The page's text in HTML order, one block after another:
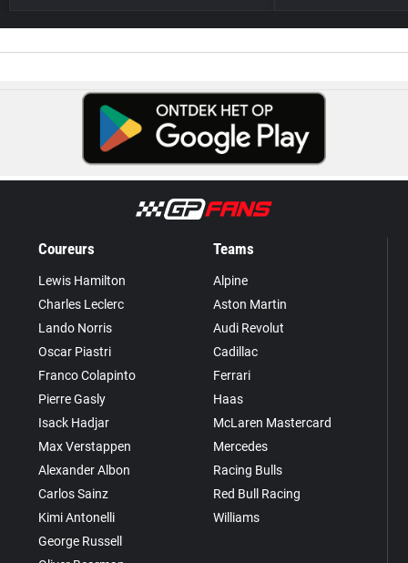
Coureurs
Lewis Hamilton
Charles Leclerc
Lando Norris
Oscar Piastri
Franco Colapinto
Pierre Gasly
Isack Hadjar
Max Verstappen
Alexander Albon
Carlos Sainz
Kimi Antonelli
George Russell
Teams
Alpine
Aston Martin
Audi Revolut
Cadillac
Ferrari
Haas
McLaren Mastercard
Mercedes
Racing Bulls
Red Bull Racing
Williams